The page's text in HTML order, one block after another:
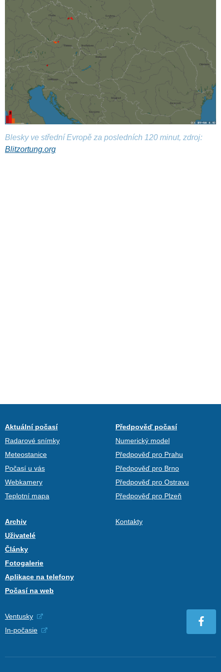
Blesky ve střední Evropě za posledních 120 minut, zdroj:
Blitzortung.org
Aktuální počasí
Radarové snímky
Meteostanice
Počasí u vás
Webkamery
Teplotní mapa
Předpověď počasí
Numerický model
Předpověď pro Prahu
Předpověď pro Brno
Předpověď pro Ostravu
Předpověď pro Plzeň
Archiv
Uživatelé
Články
Fotogalerie
Aplikace na telefony
Počasí na web
Kontakty
Ventusky
In-počasie